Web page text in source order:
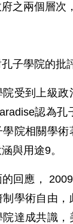
之兩個層次
子學院的批
院受到上級
認為
院相關學
與用途9。
回應，
學術自由
達成共識